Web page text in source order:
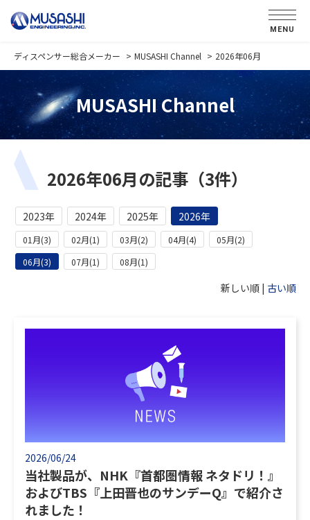
MENU
ディスペンサー総合メーカー MUSASHI Channel 2026年06月
MUSASHI Channel
2026年06月の記事（3件）
2023年 2024年 2025年 2026年
01月(3) 02月(1) 03月(2) 04月(4)
05月(2)
06月(3)
07月(1) 08月(1)
新しい順 | 古い順
2026/06/24
当社製品が、NHK『首都圏情報 ネタドリ！』
およびTBS『上田晋也のサンデーQ』で紹介さ
れました！